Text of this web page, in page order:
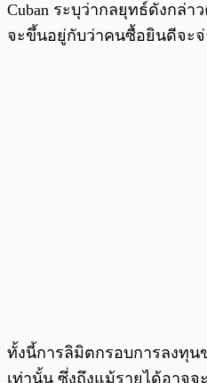
Cuban ระบุว่ากลยุทธ์ดังกล่
จะขึ้นอยู่กับว่าคนซื้อยินดีจะจ่
ทั้งนี้การลิมิตกรอบการลงทุน
เท่านั้น ซึ่งถึงแม้รายได้อาจ